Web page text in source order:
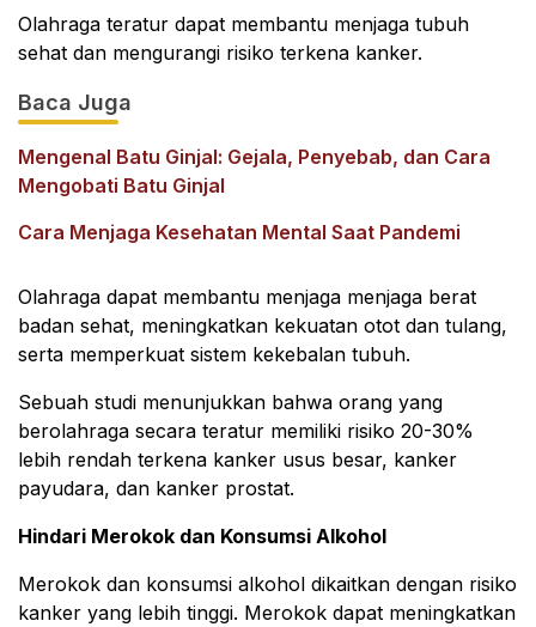
Olahraga teratur dapat membantu menjaga tubuh
sehat dan mengurangi risiko terkena kanker.
Baca Juga
Mengenal Batu Ginjal: Gejala, Penyebab, dan Cara
Mengobati Batu Ginjal
Cara Menjaga Kesehatan Mental Saat Pandemi
Olahraga dapat membantu menjaga menjaga berat
badan sehat, meningkatkan kekuatan otot dan tulang,
serta memperkuat sistem kekebalan tubuh.
Sebuah studi menunjukkan bahwa orang yang
berolahraga secara teratur memiliki risiko 20-30%
lebih rendah terkena kanker usus besar, kanker
payudara, dan kanker prostat.
Hindari Merokok dan Konsumsi Alkohol
Merokok dan konsumsi alkohol dikaitkan dengan risiko
kanker yang lebih tinggi. Merokok dapat meningkatkan